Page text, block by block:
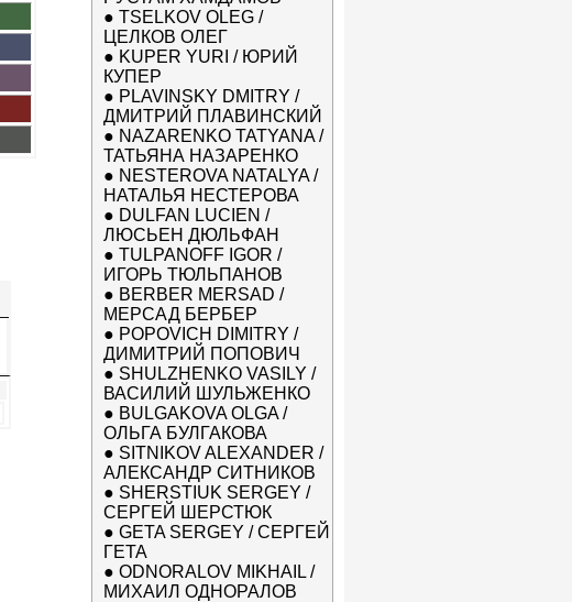
● TSELKOV OLEG /
ЦЕЛКОВ ОЛЕГ
● KUPER YURI / ЮРИЙ
КУПЕР
● PLAVINSKY DMITRY /
ДМИТРИЙ ПЛАВИНСКИЙ
● NAZARENKO TATYANA /
ТАТЬЯНА НАЗАРЕНКО
● NESTEROVA NATALYA /
НАТАЛЬЯ НЕСТЕРОВА
● DULFAN LUCIEN /
ЛЮСЬЕН ДЮЛЬФАН
● TULPANOFF IGOR /
ИГОРЬ ТЮЛЬПАНОВ
● BERBER MERSAD /
МЕРСАД БЕРБЕР
● POPOVICH DIMITRY /
ДИМИТРИЙ ПОПОВИЧ
● SHULZHENKO VASILY /
ВАСИЛИЙ ШУЛЬЖЕНКО
● BULGAKOVA OLGA /
ОЛЬГА БУЛГАКОВА
● SITNIKOV ALEXANDER /
АЛЕКСАНДР СИТНИКОВ
● SHERSTIUK SERGEY /
СЕРГЕЙ ШЕРСТЮК
● GETA SERGEY / СЕРГЕЙ
ГЕТА
● ODNORALOV MIKHAIL /
МИХАИЛ ОДНОРАЛОВ